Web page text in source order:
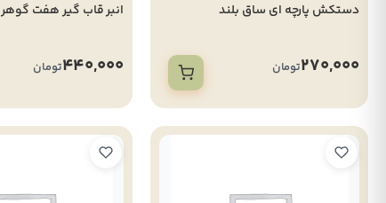
دستکش پارچه ای ساق بلند
270,000تومان
انبر قاب گیر هفت گوهر
440,000تومان